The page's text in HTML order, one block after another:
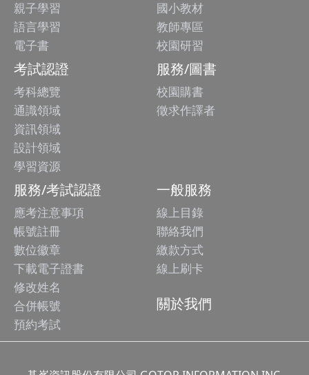
親子學習
語言學習
電子書
國小教材
教師專區
校園研習
考試認證
考科總覽
通識領域
資訊領域
設計領域
學習資源
服務/圖書
校園購書
徵求作譯者
服務/考試認證
應考注意事項
帳號註冊
數位徽章
下載電子證書
修改姓名
合併帳號
預約考試
一般服務
線上目錄
聯絡我們
繳款方式
線上刷卡
關於我們